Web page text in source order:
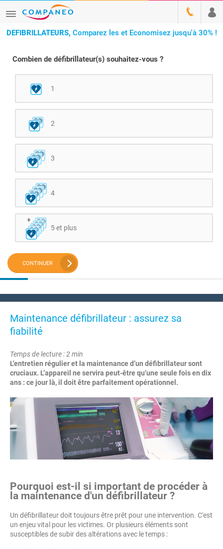
DEFIBRILLATEURS, Comparez les et Economisez jusqu'à 30% !
Combien de défibrillateur(s) souhaitez-vous ?
1
2
3
4
5 et plus
CONTINUER
Maintenance défibrillateur : assurez sa
fiabilité
Temps de lecture : 2 min
L'entretien régulier et la maintenance d’un défibrillateur sont
cruciaux. L’appareil ne servira peut-être qu’une seule fois en dix
ans : ce jour là, il doit être parfaitement opérationnel.
Pourquoi est-il si important de procéder à
la maintenance d'un défibrillateur ?
Un défibrillateur doit toujours être prêt pour une intervention. C'est
un enjeu vital pour les victimes. Or plusieurs éléments sont
susceptibles de subir des altérations avec le temps :